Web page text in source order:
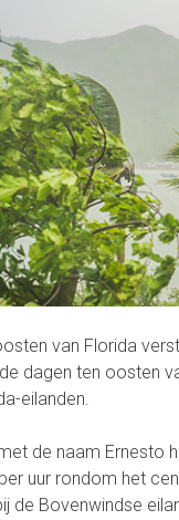
van Florida
dagen ten oosten
eilanden.
de naam Ernesto
uur rondom het
de Bovenwindse